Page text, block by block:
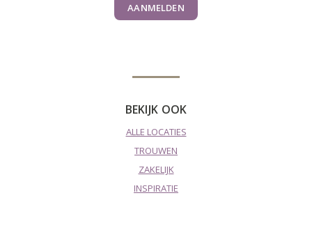
AANMELDEN
BEKIJK OOK
ALLE LOCATIES
TROUWEN
ZAKELIJK
INSPIRATIE